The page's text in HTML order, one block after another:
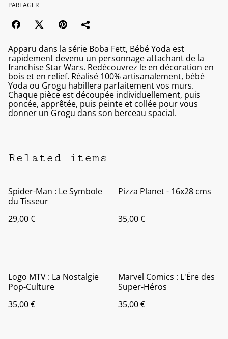
PARTAGER
Apparu dans la série Boba Fett, Bébé Yoda est
rapidement devenu un personnage attachant de la
franchise Star Wars. Redécouvrez le en décoration en
bois et en relief. Réalisé 100% artisanalement, bébé
Yoda ou Grogu habillera parfaitement vos murs.
Chaque pièce est découpée individuellement, puis
poncée, apprêtée, puis peinte et collée pour vous
donner un Grogu dans son berceau spacial.
Related items
Spider-Man : Le Symbole
du Tisseur
29,00 €
Pizza Planet - 16x28 cms
35,00 €
Logo MTV : La Nostalgie
Pop-Culture
35,00 €
Marvel Comics : L'Ére des
Super-Héros
35,00 €